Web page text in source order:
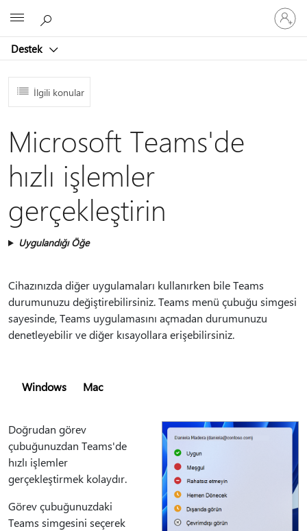
Destek
oturum
açın
İlgili konular
Microsoft Teams'de
hızlı işlemler
gerçekleştirin
Uygulandığı Öğe
Cihazınızda diğer uygulamaları kullanırken bile Teams
durumunuzu değiştirebilirsiniz. Teams menü çubuğu simgesi
sayesinde, Teams uygulamasını açmadan durumunuzu
denetleyebilir ve diğer kısayollara erişebilirsiniz.
Windows Mac
Doğrudan görev
çubuğunuzdan Teams'de
hızlı işlemler
gerçekleştirmek kolaydır.
Görev çubuğunuzdaki
Teams simgesini seçerek